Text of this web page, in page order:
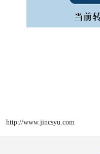
http://www.jincsyu.com